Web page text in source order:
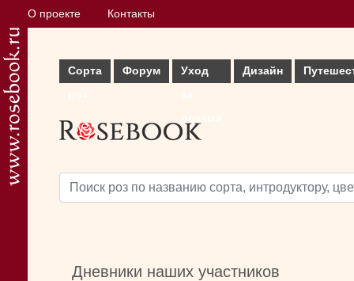
О проекте Контакты
Сорта
Форум
Уход
Дизайн
Дневники наших участников